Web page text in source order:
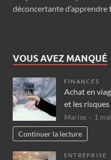
déconcertante d’apprendre
VOUS AVEZ MANQUÉ
FINANCES
Achat en
et les
Marise
1
Continuer la lecture
ENTREPRISE